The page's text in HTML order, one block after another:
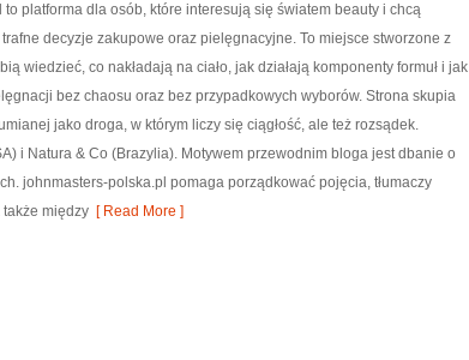
platforma dla osób, które interesują się światem beauty i chcą
decyzje zakupowe oraz pielęgnacyjne. To miejsce stworzone z
wiedzieć, co nakładają na ciało, jak działają komponenty formuł i jak
bez chaosu oraz bez przypadkowych wyborów. Strona skupia
jako droga, w którym liczy się ciągłość, ale też rozsądek.
i Natura & Co (Brazylia). Motywem przewodnim bloga jest dbanie o
johnmasters-polska.pl pomaga porządkować pojęcia, tłumaczy
między [ Read More ]